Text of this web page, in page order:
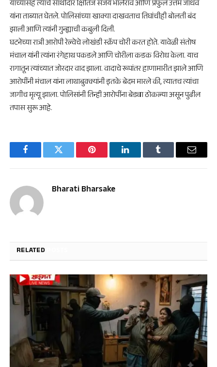
याच्यासह त्याचे साथीदार क्षितिज संजय भालेराव आणि प्रफुल उत्तम जाधव
यांना ताब्यात घेतले. पोलिसांच्या खाक्या दाखवताच तिघांचीही बोलती बंद
झाली आणि त्यांनी गुन्ह्याची कबुली दिली.
​घटनेच्या रात्री आरोपी रेल्वेचे लोखंडी स्क्रॅप चोरी करत होते. यावेळी संतोष
मंचाल यांनी त्यांना रंगेहाथ पकडले आणि चोरीला कडक विरोध केला. याच
रागातून त्यांच्यात जोरदार वाद झाला. वादाचे रूपांतर हाणामारीत झाले आणि
आरोपींनी मंचाल यांना लाथाबुक्क्यांनी इतके बेदम मारले की, त्यातच त्यांचा
जागीच मृत्यू झाला. पोलिसांनी तिन्ही आरोपींना बेड्या ठोकल्या असून पुढील
तपास सुरू आहे.
FacebookTwitter Pinterest LinkedInTumblr Email
Bharati Bharsake
RELATED